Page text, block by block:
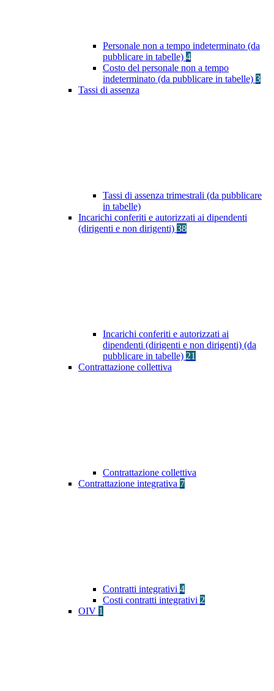
Personale non a tempo indeterminato (da
pubblicare in tabelle) 4
Costo del personale non a tempo
indeterminato (da pubblicare in tabelle) 3
Tassi di assenza
Tassi di assenza trimestrali (da pubblicare
in tabelle)
Incarichi conferiti e autorizzati ai dipendenti
(dirigenti e non dirigenti) 38
Incarichi conferiti e autorizzati ai
dipendenti (dirigenti e non dirigenti) (da
pubblicare in tabelle) 21
Contrattazione collettiva
Contrattazione collettiva
Contrattazione integrativa 7
Contratti integrativi 4
Costi contratti integrativi 2
OIV 1